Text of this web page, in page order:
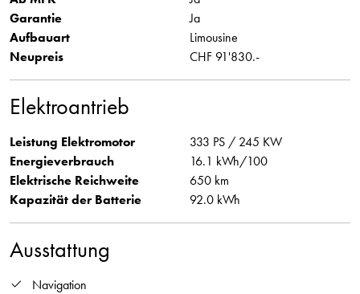
Garantie
Ja
Aufbauart
Limousine
Neupreis
CHF 91'830.-
Elektroantrieb
Leistung Elektromotor
333 PS / 245 KW
Energieverbrauch
16.1 kWh/100
Elektrische Reichweite
650 km
Kapazität der Batterie
92.0 kWh
Ausstattung
Navigation